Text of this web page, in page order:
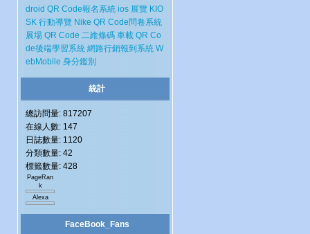
droid QR Code報名系統 ios 展覽 KIO
SK 行動導覽 Nike QR Code問卷系統
展場 QR Code 二維條碼 車載 QR Co
de後端學習系統 網路行銷報到系統 W
ebMobile 身分鑑別
統計
總訪問量: 817207
在線人數: 147
日誌數量: 1120
分類數量: 42
標籤數量: 428
PageRan
k
Alexa
FaceBook_Fans